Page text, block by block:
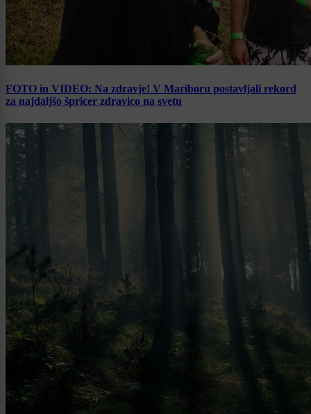
FOTO in VIDEO: Na zdravje! V Mariboru postavljali rekord
za najdaljšo špricer zdravico na svetu